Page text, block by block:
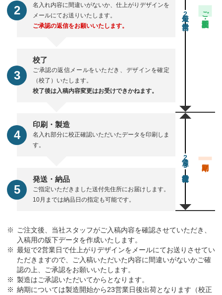
名入れ内容に間違いがないか、仕上がりデザインを
メールにてお送りいたします。
ご承認の返信をお願いいたします。
校了
ご承認の返信メールをいただき、デザインを確定
（校了）いたします。
校了後は入稿内容変更はお受けできかねます。
2 ご注文・校正期間
印刷・製造
名入れ部分に校正確認いただいたデータを印刷しま
す。
発送・納品
ご指定いただきました送付先住所にお届けします。
10月までは納品日の指定も可能です。
通常23営業日後出荷
ご注文後、当社スタッフがご入稿内容を確認させていただき、
入稿用の版下データを作成いたします。
最短で2営業日で仕上がりデザインをメールにてお送りさせてい
ただきますので、ご入稿いただいた内容に間違いがないかご確
認の上、ご承認をお願いいたします。
製造はご承認いただいてからとなります。
納期については製造開始から23営業日後出荷となります（校正